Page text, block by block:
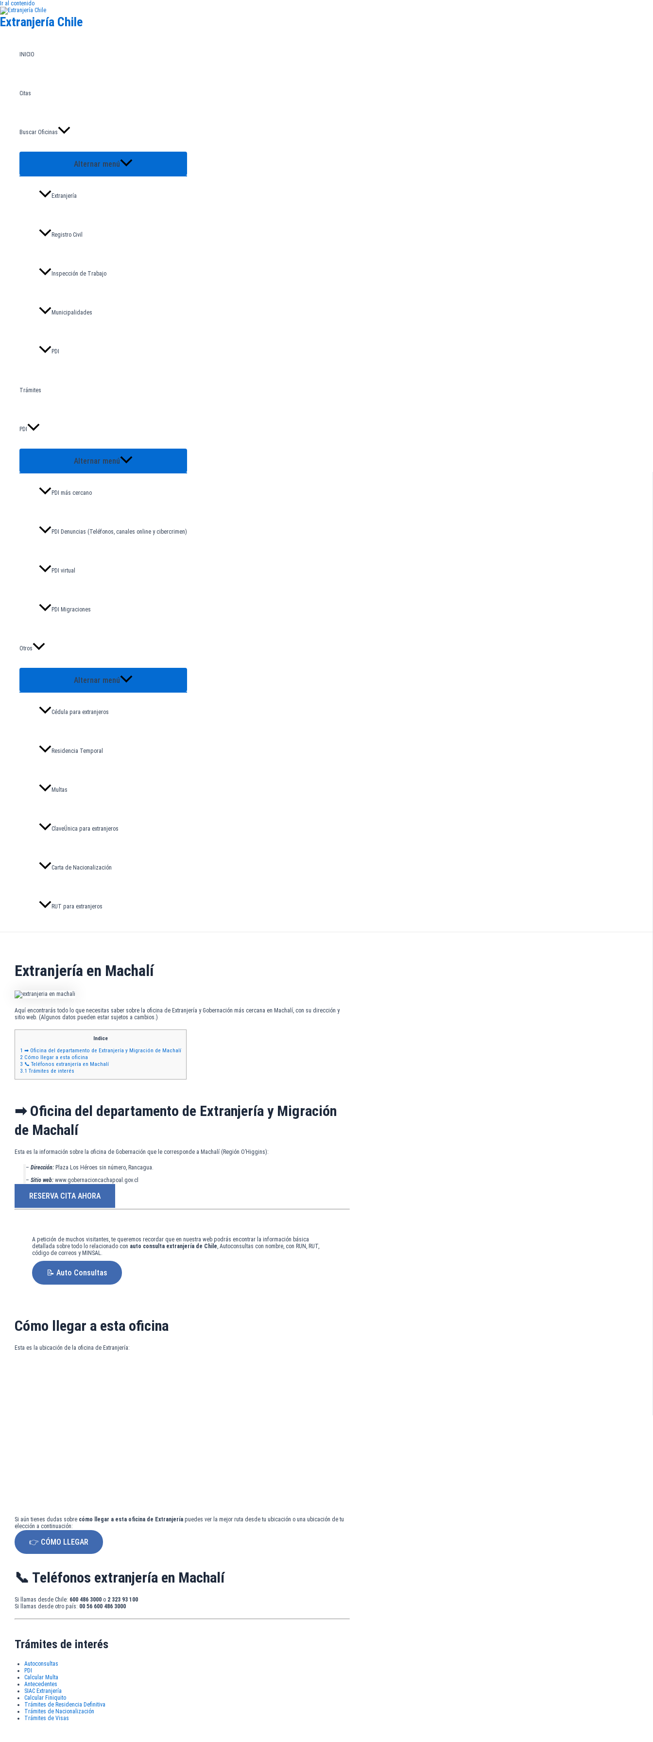
Ir al contenido
Extranjería Chile
INICIO
Citas
Buscar Oficinas
Alternar menú
Extranjería
Registro Civil
Inspección de Trabajo
Municipalidades
PDI
Trámites
PDI
Alternar menú
PDI más cercano
PDI Denuncias (Teléfonos, canales online y cibercrimen)
PDI virtual
PDI Migraciones
Otros
Alternar menú
Cédula para extranjeros
Residencia Temporal
Multas
ClaveÚnica para extranjeros
Carta de Nacionalización
RUT para extranjeros
Extranjería en Machalí
Aquí encontrarás todo lo que necesitas saber sobre la oficina de Extranjería y Gobernación más cercana en Machalí, con su dirección y
sitio web. (Algunos datos pueden estar sujetos a cambios.)
Indice
1 ➡ Oficina del departamento de Extranjería y Migración de Machalí
2 Cómo llegar a esta oficina
3 📞 Teléfonos extranjería en Machalí
3.1 Trámites de interés
➡ Oficina del departamento de Extranjería y Migración
de Machalí
Esta es la información sobre la oficina de Gobernación que le corresponde a Machalí (Región O’Higgins):
– Dirección: Plaza Los Héroes sin número, Rancagua.
– Sitio web: www.gobernacioncachapoal.gov.cl
RESERVA CITA AHORA
A petición de muchos visitantes, te queremos recordar que en nuestra web podrás encontrar la información básica
detallada sobre todo lo relacionado con auto consulta extranjería de Chile, Autoconsultas con nombre, con RUN, RUT,
código de correos y MINSAL.
📝 Auto Consultas
Cómo llegar a esta oficina
Esta es la ubicación de la oficina de Extranjería:
Si aún tienes dudas sobre cómo llegar a esta oficina de Extranjería puedes ver la mejor ruta desde tu ubicación o una ubicación de tu
elección a continuación:
👉 CÓMO LLEGAR
📞 Teléfonos extranjería en Machalí
Si llamas desde Chile: 600 486 3000 o 2 323 93 100
Si llamas desde otro país: 00 56 600 486 3000
Trámites de interés
Autoconsultas
PDI
Calcular Multa
Antecedentes
SIAC Extranjería
Calcular Finiquito
Trámites de Residencia Definitiva
Trámites de Nacionalización
Trámites de Visas